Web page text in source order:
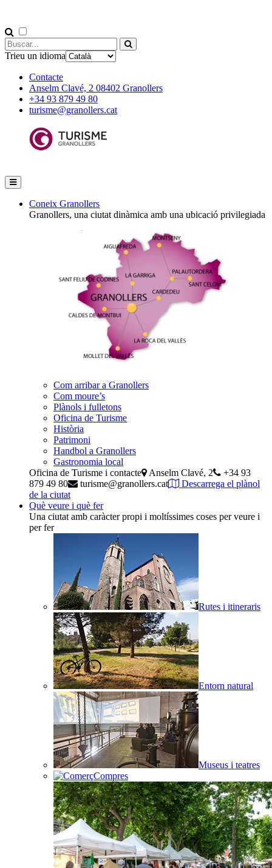
Trieu un idioma
Contacte
Anselm Clavé, 2 08402 Granollers
+34 93 879 49 80
turisme@granollers.cat
Coneix Granollers
Granollers, una ciutat dinàmica amb una ubicació privilegiada
Com arribar a Granollers
Com moure’s
Plànols i fulletons
Oficina de Turisme
Història
Patrimoni
Handbol a Granollers
Gastronomia local
Oficina de Turisme i contacte
Anselm Clavé, 2
+34 93
879 49 80
turisme@granollers.cat
Descarrega el plànol
de la ciutat
Què veure i què fer
Una ciutat amb caràcter propi i moltíssimes coses per veure i
per fer
Rutes i itineraris
Entorn natural
Museus i teatres
Compres